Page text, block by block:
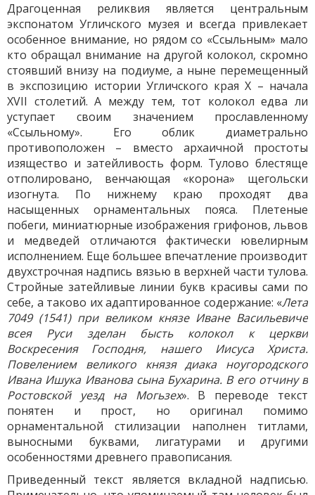
Драгоценная реликвия является центральным
экспонатом Угличского музея и всегда привлекает
особенное внимание, но рядом со «Ссыльным» мало
кто обращал внимание на другой колокол, скромно
стоявший внизу на подиуме, а ныне перемещенный
в экспозицию истории Угличского края X – начала
XVII столетий. А между тем, тот колокол едва ли
уступает своим значением прославленному
«Ссыльному». Его облик диаметрально
противоположен – вместо архаичной простоты
изящество и затейливость форм. Тулово блестяще
отполировано, венчающая «корона» щегольски
изогнута. По нижнему краю проходят два
насыщенных орнаментальных пояса. Плетеные
побеги, миниатюрные изображения грифонов, львов
и медведей отличаются фактически ювелирным
исполнением. Еще большее впечатление производит
двухстрочная надпись вязью в верхней части тулова.
Стройные затейливые линии букв красивы сами по
себе, а таково их адаптированное содержание: «Лета
7049 (1541) при великом князе Иване Васильевиче
всея Руси зделан бысть колокол к церкви
Воскресения Господня, нашего Иисуса Христа.
Повелением великого князя диака ноугородского
Ивана Ишука Иванова сына Бухарина. В его отчину в
Ростовской уезд на Могьзех». В переводе текст
понятен и прост, но оригинал помимо
орнаментальной стилизации наполнен титлами,
выносными буквами, лигатурами и другими
особенностями древнего правописания.
Приведенный текст является вкладной надписью.